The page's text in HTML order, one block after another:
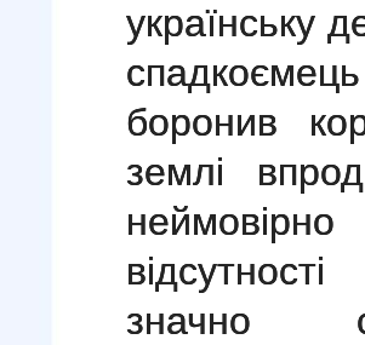
українську
боронив
землі
значно